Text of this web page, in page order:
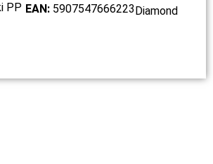
PP EAN: 5907547666223Diamond